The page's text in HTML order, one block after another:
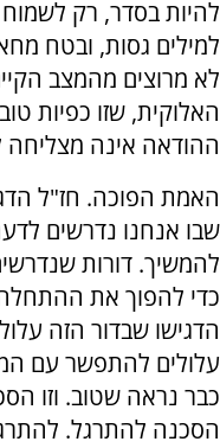
להיות בסדר, רק לשמוח
למילים גסות, ובטח
לא מרוצים מהמצב
האלוקית, שזו כפיות
ההודאה אינה
האמת הפוכה. חז"ל
שבו אנחנו נדרשים
להמשיך. דורות
כדי להפוך את
הדגישו שבדור הזה
עלולים להתפשר עם
כבר נראה שטוב. וזו
הסכנה להתרגל.